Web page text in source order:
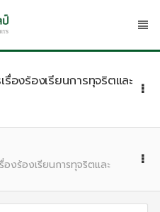
องร้องเรียนการทุจริตและ
งร้องเรียนการทุจริตและ